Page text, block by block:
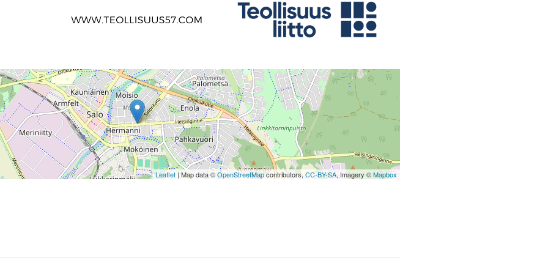
Leaflet| Map data ©OpenStreetMapcontributors, CC-BY-SA, Imagery ©Mapbox